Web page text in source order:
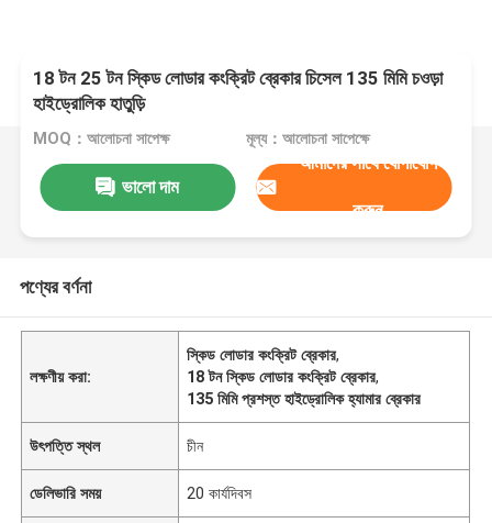
18 টন 25 টন স্কিড লোডার কংক্রিট ব্রেকার চিসেল 135 মিমি চওড়া
হাইড্রোলিক হাতুড়ি
MOQ：আলোচনা সাপেক্ষ মূল্য：আলোচনা সাপেক্ষে
ভালো দাম
আমাদের সাথে যোগাযোগ
করুন
পণ্যের বর্ণনা
লক্ষণীয় করা:
স্কিড লোডার কংক্রিট ব্রেকার,
18 টন স্কিড লোডার কংক্রিট ব্রেকার,
135 মিমি প্রশস্ত হাইড্রোলিক হ্যামার ব্রেকার
উৎপত্তি স্থল চীন
ডেলিভারি সময় 20 কার্যদিবস